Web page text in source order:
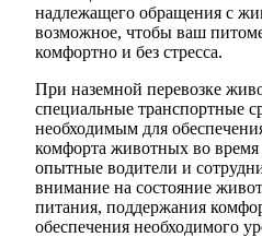
надлежащего обращения с
возможное, чтобы ваш
комфортно и без стресса.
При наземной перевозке
специальные транспортные
необходимым для
комфорта животных во
опытные водители и
внимание на состояние
питания, поддержания
обеспечения необходимого